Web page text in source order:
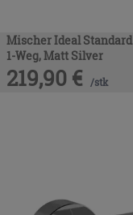
Mischer Ideal
1-Weg, Matt Silver
219,90 € /stk